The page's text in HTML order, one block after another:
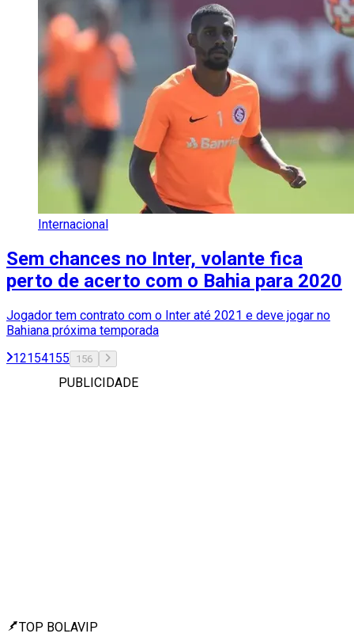
Internacional
Sem chances no Inter, volante fica
perto de acerto com o Bahia para 2020
Jogador tem contrato com o Inter até 2021 e deve jogar no
Bahiana próxima temporada
12154155 156
PUBLICIDADE
TOP BOLAVIP